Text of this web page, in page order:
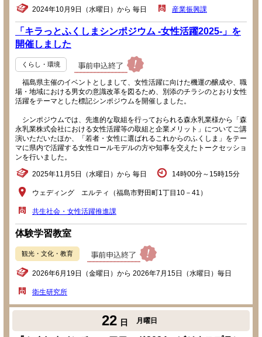
2024年10月9日（水曜日）から 毎日 産業振興課
「キラっとふくしまシンポジウム -女性活躍2025-」を
開催しました
くらし・環境
福島県主催のイベントとしまして、女性活躍に向けた機運の醸成や、職
場・地域における男女の意識改革を図るため、別添のチラシのとおり女性
活躍をテーマとした標記シンポジウムを開催しました。
シンポジウムでは、先進的な取組を行っておられる森永乳業様から「森
永乳業株式会社における女性活躍等の取組と企業メリット」についてご講
演いただいたほか、「若者・女性に選ばれるこれからのふくしま」をテー
マに県内で活躍する女性ロールモデルの方や知事を交えたトークセッショ
ンを行いました。
2025年11月5日（水曜日）から 毎日 14時00分～15時15分
ウェディング エルティ（福島市野田町1丁目10－41）
共生社会・女性活躍推進課
体験学習教室
観光・文化・教育
2026年6月19日（金曜日）から 2026年7月15日（水曜日）毎日
衛生研究所
22 日 月曜日